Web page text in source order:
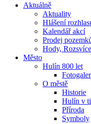
Aktuálně
Aktuality
Hlášení
Kalendář akcí
Prodej
Hody,
Město
Hulín 800 let
O městě
Historie
Hulín v
Příroda
Symboly